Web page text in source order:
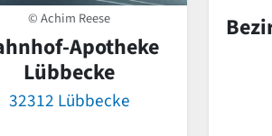
© Achim Reese
Apotheke
Lübbecke
32312 Lübbecke